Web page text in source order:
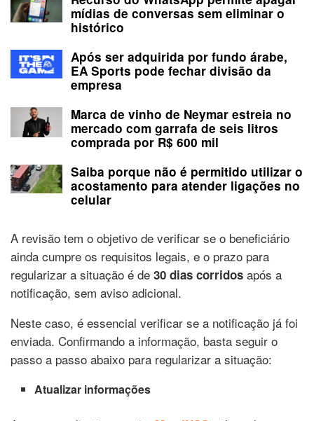
mídias de conversas sem eliminar o
histórico
Após ser adquirida por fundo árabe,
EA Sports pode fechar divisão da
empresa
Marca de vinho de Neymar estreia no
mercado com garrafa de seis litros
comprada por R$ 600 mil
Saiba porque não é permitido utilizar o
acostamento para atender ligações no
celular
A revisão tem o objetivo de verificar se o beneficiário
ainda cumpre os requisitos legais, e o prazo para
regularizar a situação é de 30 dias corridos após a
notificação, sem aviso adicional.
Neste caso, é essencial verificar se a notificação já foi
enviada. Confirmando a informação, basta seguir o
passo a passo abaixo para regularizar a situação:
Atualizar informações